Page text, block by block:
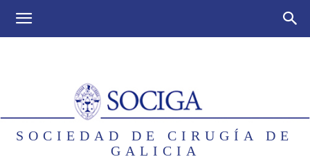
SOCIEDAD DE CIRUGÍA DE
GALICIA